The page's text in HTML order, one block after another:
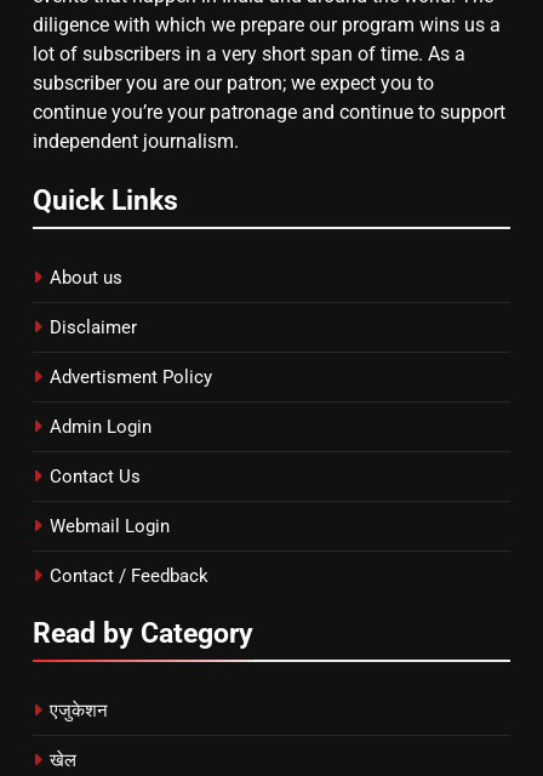
diligence with which we prepare our program wins us a
lot of subscribers in a very short span of time. As a
subscriber you are our patron; we expect you to
continue you’re your patronage and continue to support
independent journalism.
Quick Links
About us
Disclaimer
Advertisment Policy
Admin Login
Contact Us
Webmail Login
Contact / Feedback
Read by Category
एजुकेशन
खेल